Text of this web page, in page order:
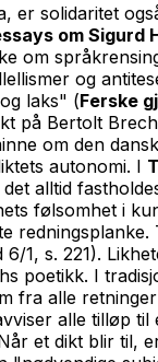
er solidaritet
om
om
og
laks" (Ferske
på Bertolt
om den
autonomi. I
alltid
følsomhet i
1, s. 221).
poetikk. I
alle
alle tilløp
et dikt blir til,